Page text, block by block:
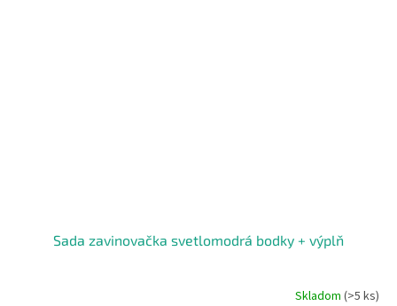
Sada zavinovačka svetlomodrá bodky + výplň
Skladom(>5 ks)